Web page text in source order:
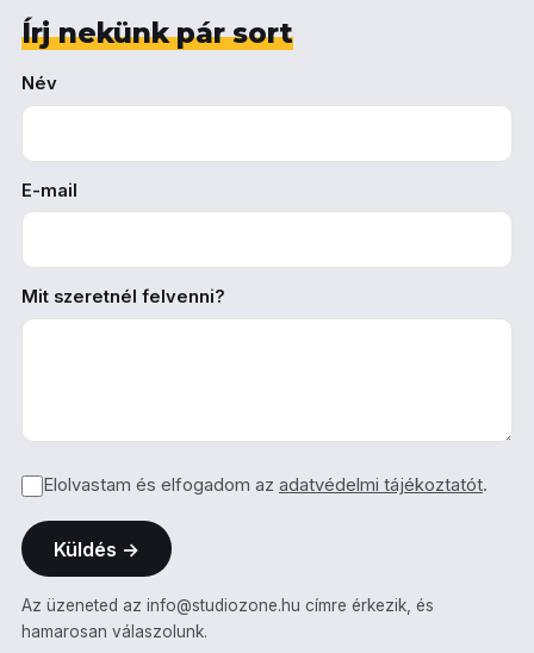
Írj nekünk pár sort
Név
E-mail
Mit szeretnél felvenni?
Elolvastam és elfogadom az adatvédelmi tájékoztatót.
Küldés →
Az üzeneted az info@studiozone.hu címre érkezik, és
hamarosan válaszolunk.